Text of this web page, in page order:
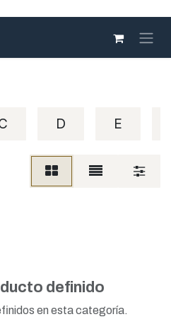
D E
definido
en esta categoría.